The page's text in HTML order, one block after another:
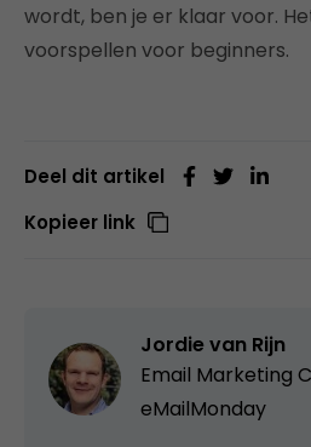
wordt, ben je er klaar voor.
voorspellen voor beginners.
Deel dit artikel
Kopieer link
Jordie van Rijn
Email Marketing
eMailMonday